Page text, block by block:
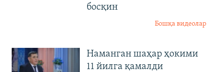
босқин
Бошқа видеолар
Наманган шаҳар ҳокими
11 йилга қамалди